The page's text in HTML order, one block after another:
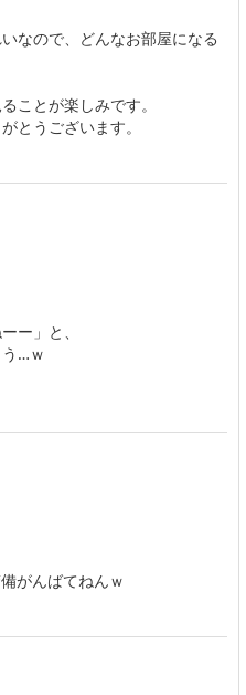
なので、どんなお部屋になる
ことが楽しみです。
とうございます。
ー」と、
…ｗ
がんばてねんｗ